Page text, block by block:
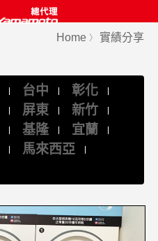
Home 〉 實績分享
台中
彰化
屏東
新竹
基隆
宜蘭
馬來西亞